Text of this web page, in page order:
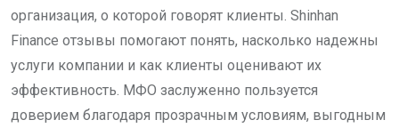
организация, о которой говорят клиенты. Shinhan
Finance отзывы помогают понять, насколько надежны
услуги компании и как клиенты оценивают их
эффективность. МФО заслуженно пользуется
доверием благодаря прозрачным условиям, выгодным